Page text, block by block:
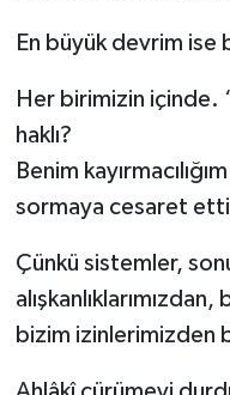
En büyük devrim ise
Her birimizin içinde.
haklı?
Benim
sormaya cesaret
Çünkü sistemler,
bizim izinlerimizden